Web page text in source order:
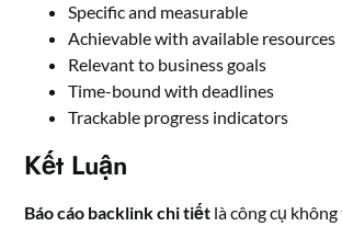
Specific and measurable
Achievable with available resources
Relevant to business goals
Time-bound with deadlines
Trackable progress indicators
Kết Luận
Báo cáo backlink chi tiết là công cụ